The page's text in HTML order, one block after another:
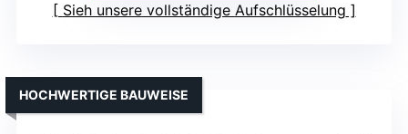
Sieh unsere vollständige Aufschlüsselung
HOCHWERTIGE BAUWEISE